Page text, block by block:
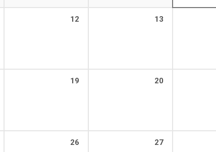
12 13
19 20
26 27